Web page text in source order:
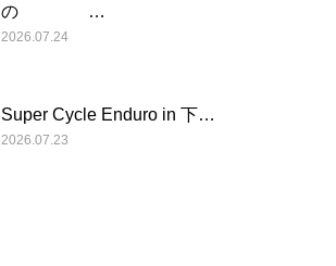
の …
2026.07.24
Super Cycle Enduro in 下…
2026.07.23